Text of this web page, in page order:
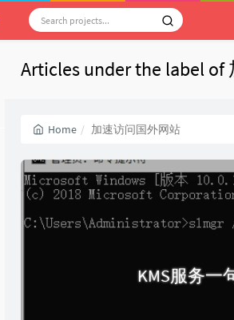
Articles under the label
Home 加速访问国外网站
KMS服务一